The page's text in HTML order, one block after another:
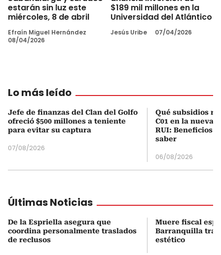
estarán sin luz este
miércoles, 8 de abril
Efraín Miguel Hernández
08/04/2026
$189 mil millones en la
Universidad del Atlántico
Jesús Uribe 07/04/2026
Lo más leído
Jefe de finanzas del Clan del Golfo
ofreció $500 millones a teniente
para evitar su captura
07/08/2026
Qué subsidios
C01 en la nueva
RUI: Beneficios
saber
06/08/2026
Últimas Noticias
De la Espriella asegura que
coordina personalmente traslados
de reclusos
Muere fiscal
Barranquilla
estético